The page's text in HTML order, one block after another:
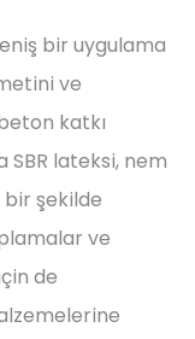
bir uygulama
ve
katkı
SBR lateksi, nem
bir şekilde
ve
de